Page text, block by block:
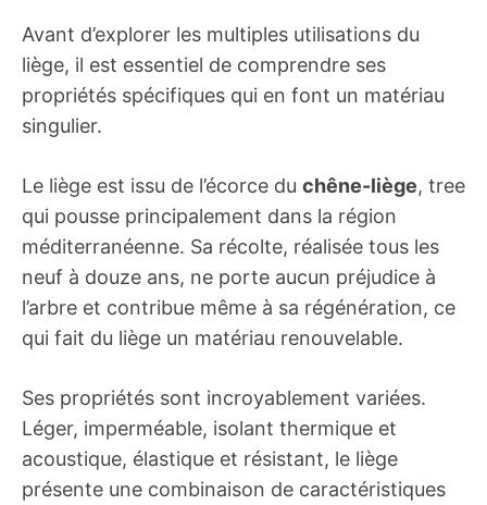
Avant d’explorer les multiples utilisations du
liège, il est essentiel de comprendre ses
propriétés spécifiques qui en font un matériau
singulier.
Le liège est issu de l’écorce du chêne-liège, tree
qui pousse principalement dans la région
méditerranéenne. Sa récolte, réalisée tous les
neuf à douze ans, ne porte aucun préjudice à
l’arbre et contribue même à sa régénération, ce
qui fait du liège un matériau renouvelable.
Ses propriétés sont incroyablement variées.
Léger, imperméable, isolant thermique et
acoustique, élastique et résistant, le liège
présente une combinaison de caractéristiques